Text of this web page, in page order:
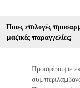
Ποιες επιλογές
μαζικές παραγγελίες;
Προσφέρουμε